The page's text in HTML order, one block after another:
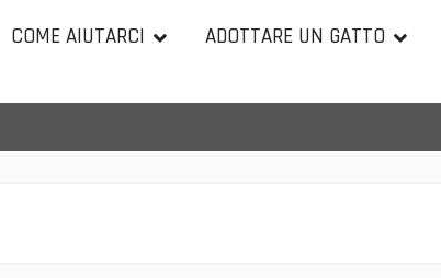
COME AIUTARCI ADOTTARE UN GATTO